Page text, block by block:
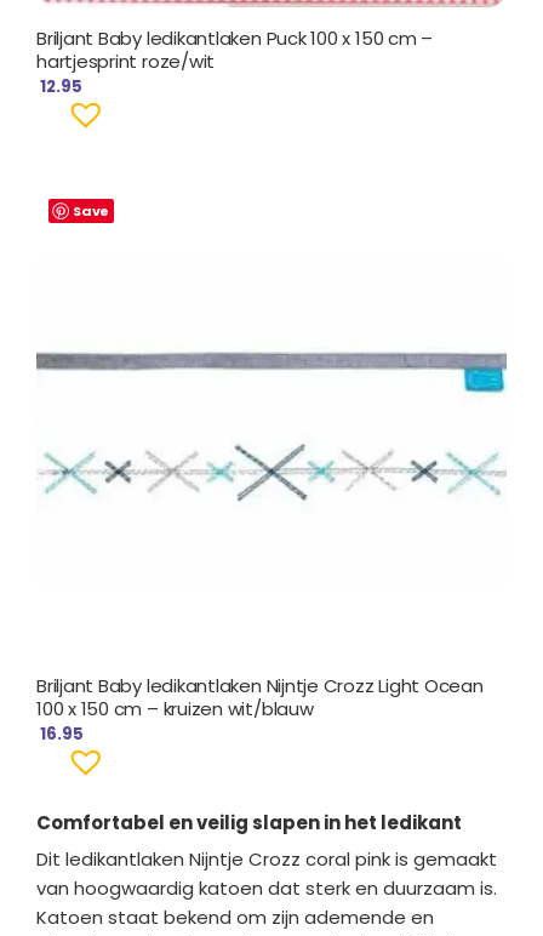
Briljant Baby ledikantlaken Puck 100 x 150 cm –
hartjesprint roze/wit
12.95
Save
Briljant Baby ledikantlaken Nijntje Crozz Light Ocean
100 x 150 cm – kruizen wit/blauw
16.95
Comfortabel en veilig slapen in het ledikant
Dit ledikantlaken Nijntje Crozz coral pink is gemaakt
van hoogwaardig katoen dat sterk en duurzaam is.
Katoen staat bekend om zijn ademende en